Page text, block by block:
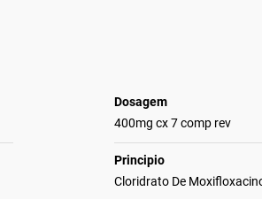
Dosagem
400mg cx 7 comp rev
Principio
Cloridrato De